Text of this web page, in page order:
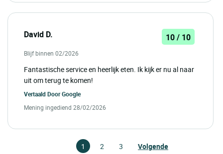
David D. 10 / 10
Blijf binnen 02/2026
Fantastische service en heerlijk eten. Ik kijk er nu al naar
uit om terug te komen!
Vertaald DoorGoogle
Mening ingediend 28/02/2026
1 2 3 Volgende